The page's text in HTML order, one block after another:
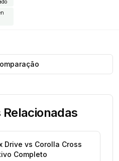
Drive vs Corolla Cross
Completo